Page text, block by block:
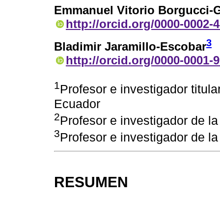
Emmanuel Vitorio Borgucci-
http://orcid.org/0000-0002-
Bladimir Jaramillo-Escobar3
http://orcid.org/0000-0001-
1Profesor e investigador
Ecuador
2Profesor e investigador de
3Profesor e investigador de
RESUMEN